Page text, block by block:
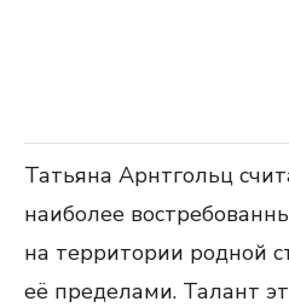
Татьяна Арнтгольц
наиболее
на территории родной
её пределами. Талант